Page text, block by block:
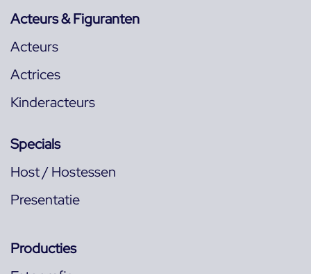
Acteurs & Figuranten
Acteurs
Actrices
Kinderacteurs
Specials
Host / Hostessen
Presentatie
Producties